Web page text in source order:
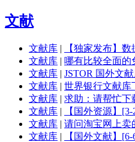
文献
文献库 |
【独家发布】数
文献库 | 哪有比较全面的
文献库 | JSTOR 国外文
文献库 | 世界银行文献库
文献库 | 求助：请帮忙下
文献库 |
【国外资源】[3-
文献库 | 请问淘宝网上卖
文献库 | 【国外文献】[6-